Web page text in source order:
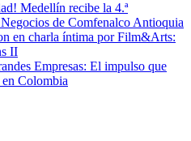
Medellín recibe la 4.ª
de Comfenalco Antioquia
en charla íntima por Film&Arts:
II
Empresas: El impulso que
en Colombia